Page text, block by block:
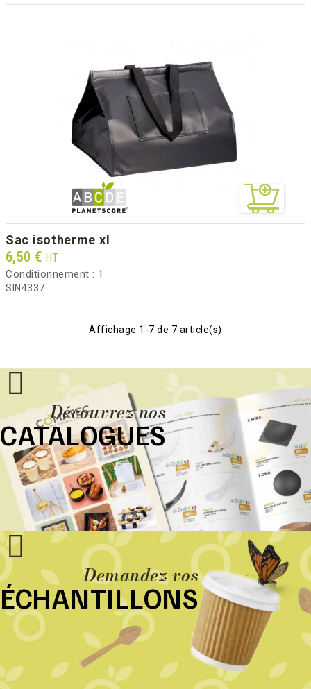
sac isotherme xl
Prix
6,50 € HT
Conditionnement : 1
SIN4337
Affichage 1-7 de 7 article(s)
Découvrez nos
CATALOGUES
Demandez vos
ÉCHANTILLONS